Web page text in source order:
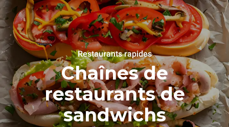
Restaurants rapides
Chaînes de
restaurants de
sandwichs